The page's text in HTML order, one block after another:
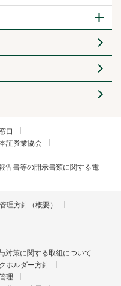
口
証券業協会
告書等の開示書類に関する電
理方針（概要）
対策に関する取組について
ホルダー方針
理